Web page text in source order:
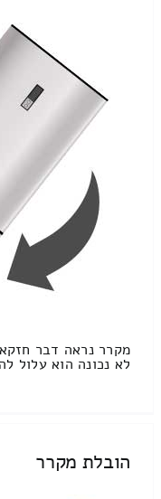
מקרר נראה דבר
לא נכונה הוא עלול
הובלת מקרר